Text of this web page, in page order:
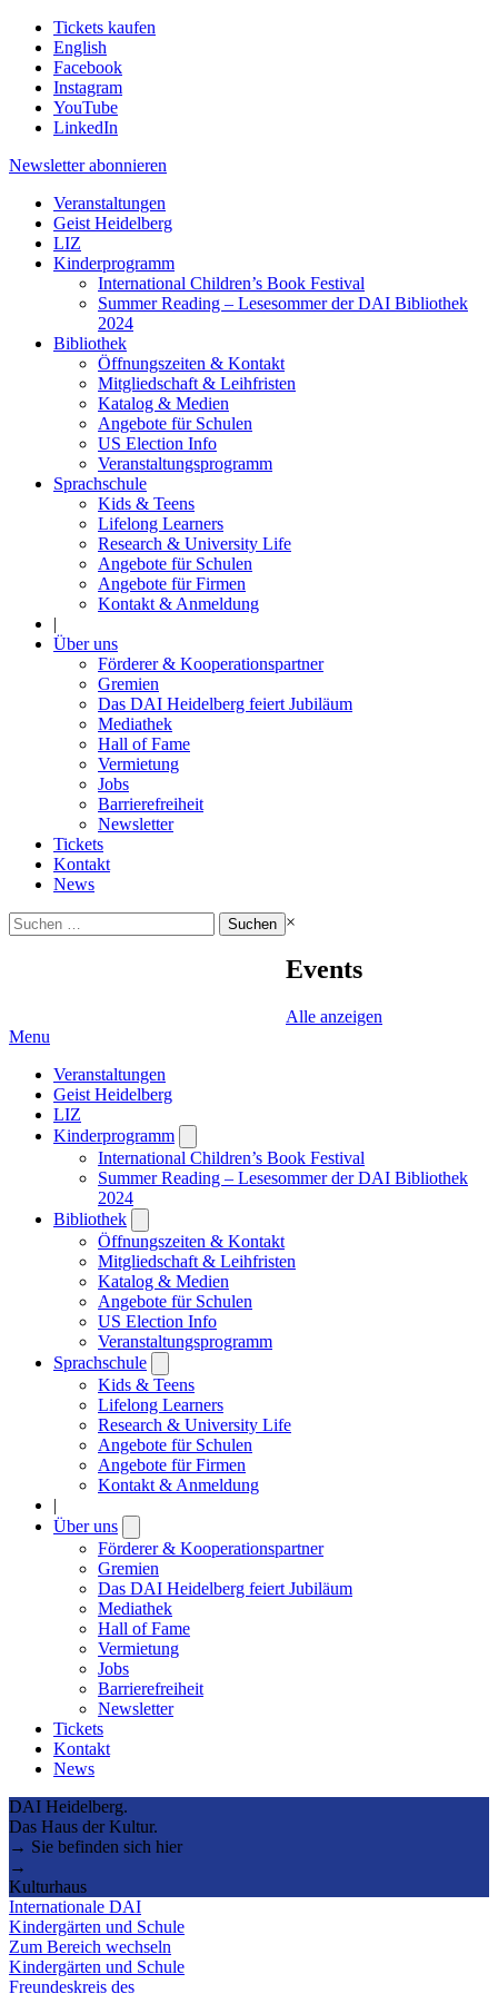
Tickets kaufen
English
Facebook
Instagram
YouTube
LinkedIn
Newsletter abonnieren
Veranstaltungen
Geist Heidelberg
LIZ
Kinderprogramm
International Children’s Book Festival
Summer Reading – Lesesommer der DAI Bibliothek
2024
Bibliothek
Öffnungszeiten & Kontakt
Mitgliedschaft & Leihfristen
Katalog & Medien
Angebote für Schulen
US Election Info
Veranstaltungsprogramm
Sprachschule
Kids & Teens
Lifelong Learners
Research & University Life
Angebote für Schulen
Angebote für Firmen
Kontakt & Anmeldung
|
Über uns
Förderer & Kooperationspartner
Gremien
Das DAI Heidelberg feiert Jubiläum
Mediathek
Hall of Fame
Vermietung
Jobs
Barrierefreiheit
Newsletter
Tickets
Kontakt
News
Suchen
nach:
×
Events
Alle anzeigen
Menu
Veranstaltungen
Geist Heidelberg
LIZ
Kinderprogramm
submenu
International Children’s Book Festival
Summer Reading – Lesesommer der DAI Bibliothek
2024
Bibliothek
submenu
Öffnungszeiten & Kontakt
Mitgliedschaft & Leihfristen
Katalog & Medien
Angebote für Schulen
US Election Info
Veranstaltungsprogramm
Sprachschule
submenu
Kids & Teens
Lifelong Learners
Research & University Life
Angebote für Schulen
Angebote für Firmen
Kontakt & Anmeldung
|
Über uns
submenu
Förderer & Kooperationspartner
Gremien
Das DAI Heidelberg feiert Jubiläum
Mediathek
Hall of Fame
Vermietung
Jobs
Barrierefreiheit
Newsletter
Tickets
Kontakt
News
DAI Heidelberg.
Das Haus der Kultur.
→ Sie befinden sich hier
→
Kulturhaus
Internationale DAI
Kindergärten und Schule
Zum Bereich wechseln
Kindergärten und Schule
Freundeskreis des